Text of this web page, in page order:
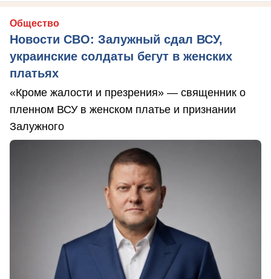
Общество
Новости СВО: Залужный сдал ВСУ,
украинские солдаты бегут в женских
платьях
«Кроме жалости и презрения» — священник о
пленном ВСУ в женском платье и признании
Залужного